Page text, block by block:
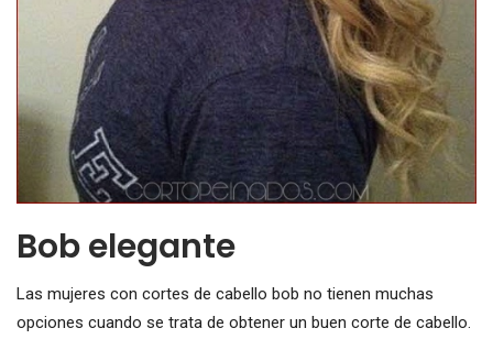
Bob elegante
Las mujeres con cortes de cabello bob no tienen muchas
opciones cuando se trata de obtener un buen corte de cabello.